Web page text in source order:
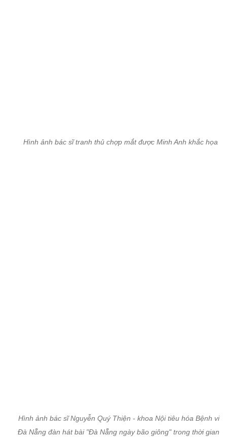
Hình ảnh bác sĩ tranh thủ chợp mắt được Minh Anh khắc họa
Hình ảnh bác sĩ Nguyễn Quý Thiện - khoa Nội tiêu hóa Bệnh
Đà Nẵng đàn hát bài "Đà Nẵng ngày bão giông" trong thời gian